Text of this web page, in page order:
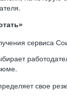
сервиса
свое